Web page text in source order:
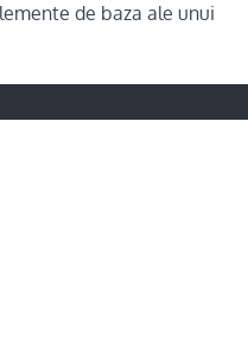
de baza ale unui